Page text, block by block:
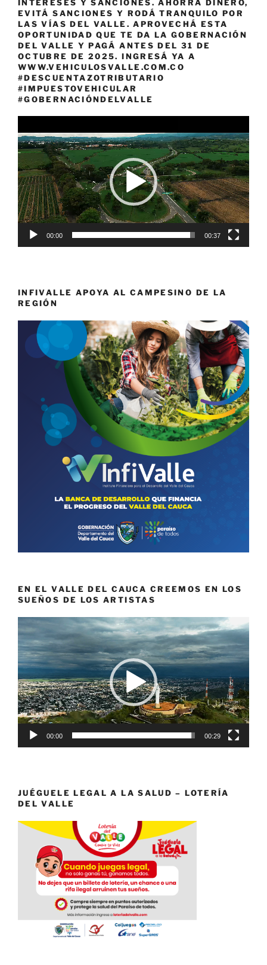
INTERESES Y SANCIONES. AHORRÁ DINERO,
EVITÁ SANCIONES Y RODÁ TRANQUILO POR
LAS VÍAS DEL VALLE. APROVECHÁ ESTA
OPORTUNIDAD QUE TE DA LA GOBERNACIÓN
DEL VALLE Y PAGÁ ANTES DEL 31 DE
OCTUBRE DE 2025. INGRESÁ YA A
WWW.VEHICULOSVALLE.COM.CO
#DESCUENTAZOTRIBUTARIO
#IMPUESTOVEHICULAR
#GOBERNACIÓNDELVALLE
de
vídeo
00:00 00:37
INFIVALLE APOYA AL CAMPESINO DE LA
REGIÓN
EN EL VALLE DEL CAUCA CREEMOS EN LOS
SUEÑOS DE LOS ARTISTAS
Reproductor
de
vídeo
00:00 00:29
JUÉGUELE LEGAL A LA SALUD – LOTERÍA
DEL VALLE